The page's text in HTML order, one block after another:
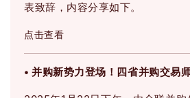
表致辞，内容分享如下。
点击查看
• 并购新势力登场！四省并购交易